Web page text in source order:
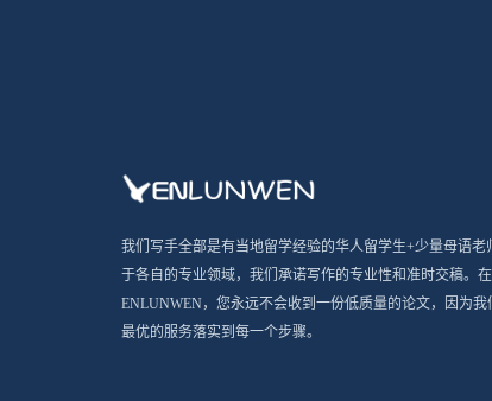
我们写手全部是有当地留学经验的华人留学生+少量母语老
于各自的专业领域，我们承诺写作的专业性和准时交稿。在
ENLUNWEN，您永远不会收到一份低质量的论文，因为我
最优的服务落实到每一个步骤。